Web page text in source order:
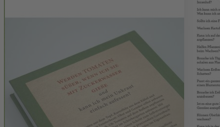
»Durch die bibliophile Gestaltung ist es […] ein hervorragendes
Geschenk-buch für alle Gartenfans!« Nachhaltig leben
224 Seiten | 14 x 21 cm | Hardcover | ISBN 978-3-7843-5745-4
Landwirtschaftsverlag GmbH
Hülsebrockstr. 2-8
48165 Münster
buch@lv.de
Das könnte Ihnen auch gefallen